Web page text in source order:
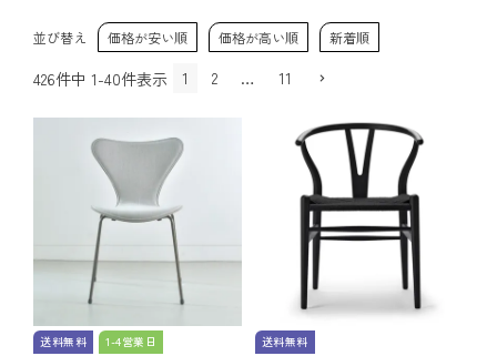
並び替え 価格が安い順 価格が高い順 新着順
426件中 1-40件表示 1 2 … 11
送料無料 1-4営業日 送料無料